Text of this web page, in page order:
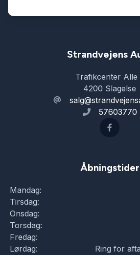
Parkeringssensor foran
Skiltegenkendelse
Startspærre
Sædevarme
Strandvejens
Trafikcenter Alle
4200 Slagelse
57603770
Åbningstider
Mandag:
Tirsdag:
Onsdag:
Torsdag:
Fredag:
Lørdag:
Ring for